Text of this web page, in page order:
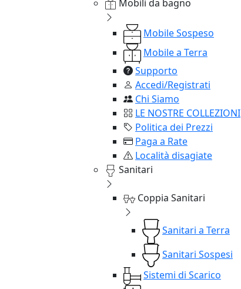
Mobili da bagno
Mobile Sospeso
Mobile a Terra
Supporto
Accedi/Registrati
Chi Siamo
LE NOSTRE COLLEZIONI
Politica dei Prezzi
Paga a Rate
Località disagiate
Sanitari
Coppia Sanitari
Sanitari a Terra
Sanitari Sospesi
Sistemi di Scarico